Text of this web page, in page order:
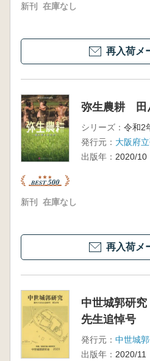
新刊 在庫なし
再入荷メ
弥生農耕 田
シリーズ： 令和2
発行元： 大阪府
出版年： 2020/10
新刊 在庫なし
再入荷メ
中世城郭研
先生追悼号
発行元： 中世城
出版年： 2020/11